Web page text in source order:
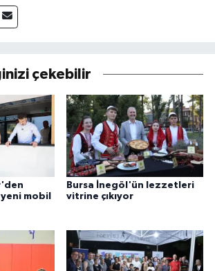
çekebilir
mobil
Bursa İnegöl'ün lezzetleri
vitrine çıkıyor